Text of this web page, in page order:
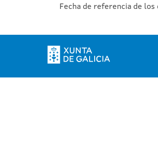
Fecha de referencia de los